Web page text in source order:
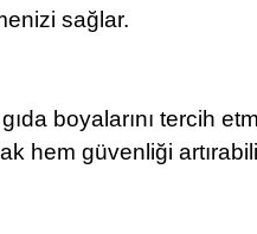
sağlar.
boyalarını tercih
hem güvenliği